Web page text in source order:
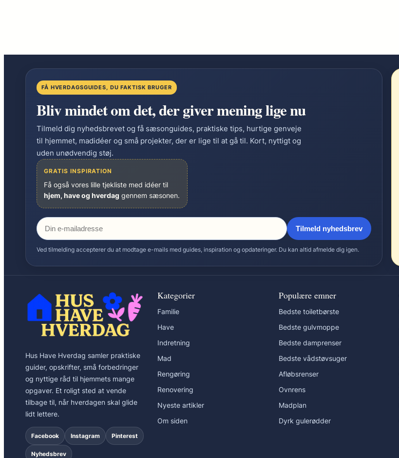
FÅ HVERDAGSGUIDES, DU FAKTISK BRUGER
Bliv mindet om det, der giver mening lige nu
Tilmeld dig nyhedsbrevet og få sæsonguides, praktiske tips, hurtige genveje
til hjemmet, madidéer og små projekter, der er lige til at gå til. Kort, nyttigt og
uden unødvendig støj.
GRATIS INSPIRATION
Få også vores lille tjekliste med idéer til
hjem, have og hverdag gennem sæsonen.
Tilmeld nyhedsbrev
Ved tilmelding accepterer du at modtage e-mails med guides, inspiration og opdateringer. Du kan altid afmelde dig igen.
Hus Have Hverdag samler praktiske
guider, opskrifter, små forbedringer
og nyttige råd til hjemmets mange
opgaver. Et roligt sted at vende
tilbage til, når hverdagen skal glide
lidt lettere.
Facebook Instagram Pinterest
Nyhedsbrev
Kategorier
Familie
Have
Indretning
Mad
Rengøring
Renovering
Nyeste artikler
Om siden
Populære emner
Bedste toiletbørste
Bedste gulvmoppe
Bedste damprenser
Bedste vådstøvsuger
Afløbsrenser
Ovnrens
Madplan
Dyrk gulerødder